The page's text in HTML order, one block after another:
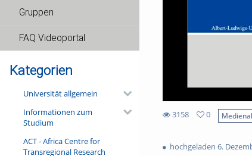
Gruppen
FAQ Videoportal
Kategorien
Universität allgemein
Informationen zum
Studium
ACT - Africa Centre for
Transregional Research
3158
views
0
hochgeladen 6.